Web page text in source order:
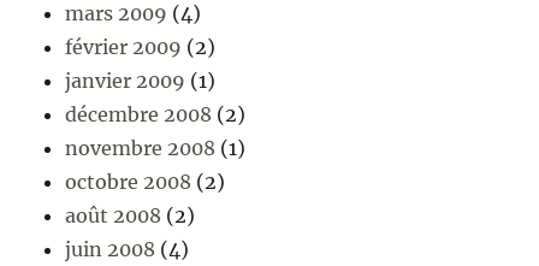
mars 2009 (4)
février 2009 (2)
janvier 2009 (1)
décembre 2008 (2)
novembre 2008 (1)
octobre 2008 (2)
août 2008 (2)
juin 2008 (4)